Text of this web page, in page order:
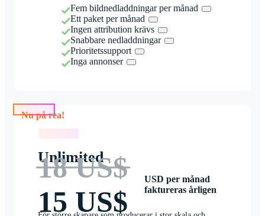
Fem bildnedladdningar per månad
Ett paket per månad
Ingen attribution krävs
Snabbare nedladdningar
Prioritetssupport
Inga annonser
Nu på rea!
Unlimited
18 US$
15 US$
USD per månad
faktureras årligen